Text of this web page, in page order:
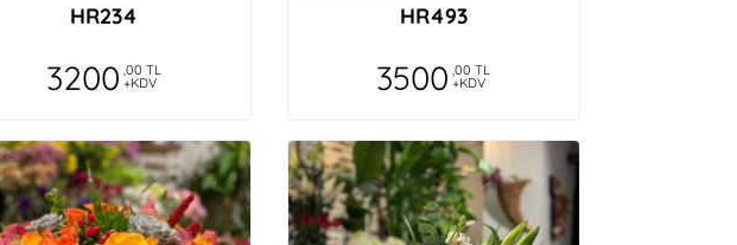
HR234
3200 ,00 TL
+KDV
HR493
3500 ,00 TL
+KDV